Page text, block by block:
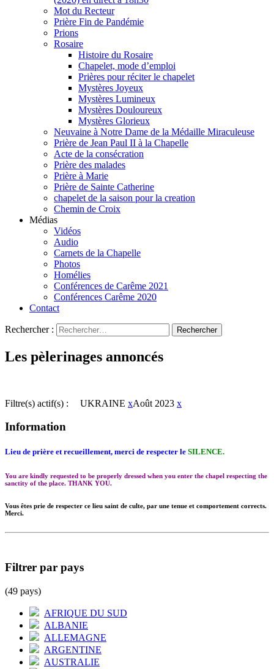
Mot du Recteur
Prière Fin de Pandémie
Prions
Rosaire
Histoire du Rosaire
Chapelet, mode d’emploi
Prières pour réciter le chapelet
Mystères Joyeux
Mystères Lumineux
Mystères Douloureux
Mystères Glorieux
Neuvaine à Notre Dame de la Médaille Miraculeuse
Prière de Jean Paul II à la Chapelle
Acte de la consécration
Prière des malades
Prière à Marie
Prière de Sainte Catherine
chapelet de la saison pour la creation
Chemin de Croix
Médias
Vidéos
Audio
Carnets de la Chapelle
Photos
Homélies
Conférences de Carême 2021
Conférences Carême 2020
Contact
Rechercher :
Les pèlerinages annoncés
Filtre(s) actif(s) : UKRAINE xAoût 2023 x
Information
Lieu de prière et recueillement, merci de respecter le SILENCE.
You are kindly requested to be properly dressed when you enter the chapel respecting the
sanctity of the place. THANK YOU.
Vous êtes prie de respecter ce lieu saint de culte, par une tenue et comportement corrects.
Merci.
Filtrer par pays
(49 pays)
AFRIQUE DU SUD
ALBANIE
ALLEMAGNE
ARGENTINE
AUSTRALIE